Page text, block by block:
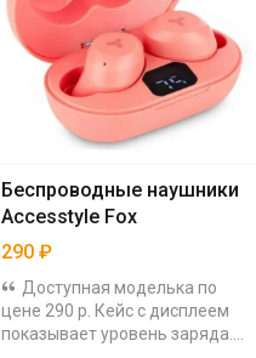
Беспроводные наушники
Accesstyle Fox
290 ₽
Доступная моделька по
цене 290 р. Кейс с дисплеем
показывает уровень заряда.